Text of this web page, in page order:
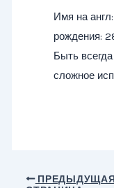
Имя на
рождения:
Быть
сложное
Навигация
ПРЕДЫДУЩАЯ